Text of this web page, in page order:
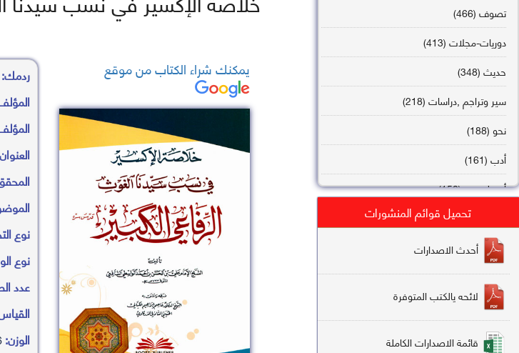
تصوف (466)
دوريات-مجلات (413)
حديث (348)
سير وتراجم ,دراسات (218)
نحو (188)
أدب (161)
أصول فقه (158)
تاريخ (138)
فقه شافعي (132)
فقه حنفي (113)
فقه مالكي (112)
تحميل قوائم المنشورات
أحدث الاصدارات
لائحه يالكتب المتوفرة
قائمة الاصدارات الكاملة
يمكنك شراء الكتاب من موقع ردمك:
نوع
نوع
عدد
الوزن:0.16